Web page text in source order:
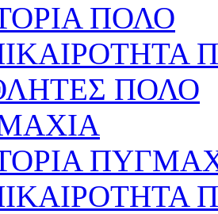
ΠΟΛΟ
ΠΟΛΟ